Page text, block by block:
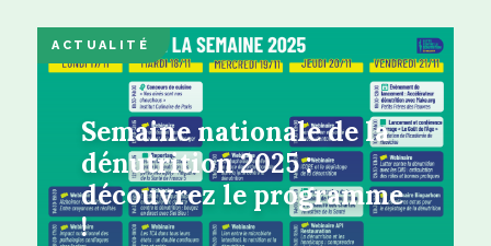
ACTUALITÉ
Semaine nationale de la
dénutrition 2025 :
découvrez le programme
!